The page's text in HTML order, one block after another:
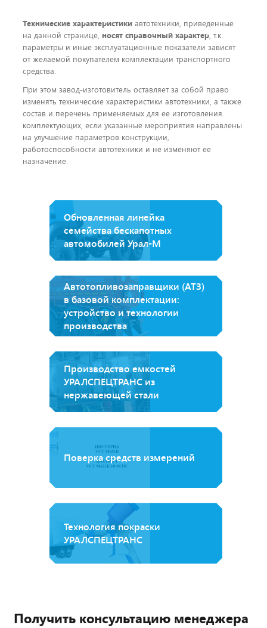
Технические характеристики автотехники, приведенные
на данной странице, носят справочный характер, т.к.
параметры и иные эксплуатационные показатели зависят
от желаемой покупателем комплектации транспортного
средства.
При этом завод-изготовитель оставляет за собой право
изменять технические характеристики автотехники, а также
состав и перечень применяемых для ее изготовления
комплектующих, если указанные мероприятия направлены
на улучшение параметров конструкции,
работоспособности автотехники и не изменяют ее
назначение.
Обновленная линейка
семейства бескапотных
автомобилей Урал-М
Автотопливозаправщики (АТЗ)
в базовой комплектации:
устройство и технологии
производства
Производство емкостей
УРАЛСПЕЦТРАНС из
нержавеющей стали
Поверка средств измерений
Технология покраски
УРАЛСПЕЦТРАНС
Получить консультацию менеджера